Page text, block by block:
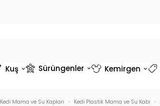
Kuş Sürüngenler Kemirgen
Kedi Mama ve Su Kapları Kedi Plastik Mama ve Su Kabı